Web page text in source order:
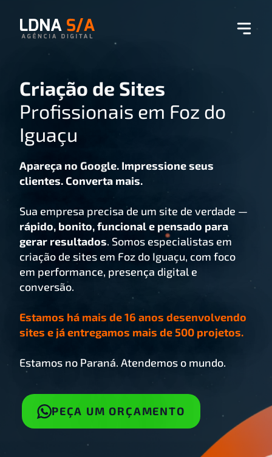
Criação de Sites
Profissionais em Foz do
Iguaçu
Apareça no Google. Impressione seus
clientes. Converta mais.
Sua empresa precisa de um site de verdade —
rápido, bonito, funcional e pensado para
gerar resultados. Somos especialistas em
criação de sites em Foz do Iguaçu, com foco
em performance, presença digital e
conversão.
Estamos há mais de 16 anos desenvolvendo
sites e já entregamos mais de 500 projetos.
Estamos no Paraná. Atendemos o mundo.
PEÇA UM ORÇAMENTO